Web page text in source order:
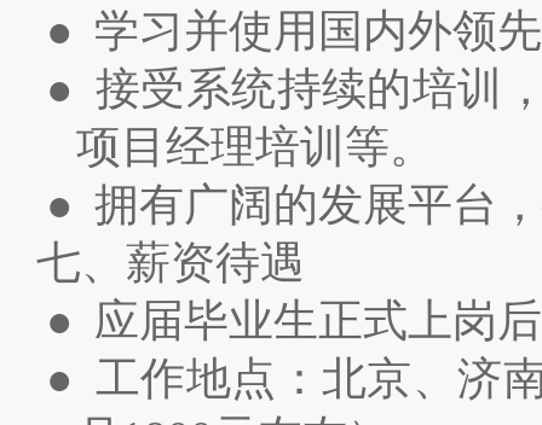
● 学习并使用国内外领
● 接受系统持续的培训
项目经理培训等。
● 拥有广阔的发展平台，
七、薪资待遇
● 应届毕业生正式上岗
● 工作地点：北京、济